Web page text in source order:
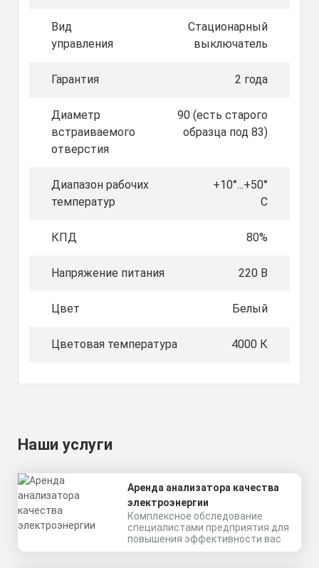
Вид
управления
Стационарный
выключатель
Гарантия 2 года
Диаметр
встраиваемого
отверстия
90 (есть старого
образца под 83)
Диапазон рабочих
температур
+10°...+50°
С
КПД 80%
Напряжение питания 220 В
Цвет Белый
Цветовая температура 4000 К
Наши услуги
Аренда анализатора качества
электроэнергии
Комплексное обследование
специалистами предприятия для
повышения эффективности вас